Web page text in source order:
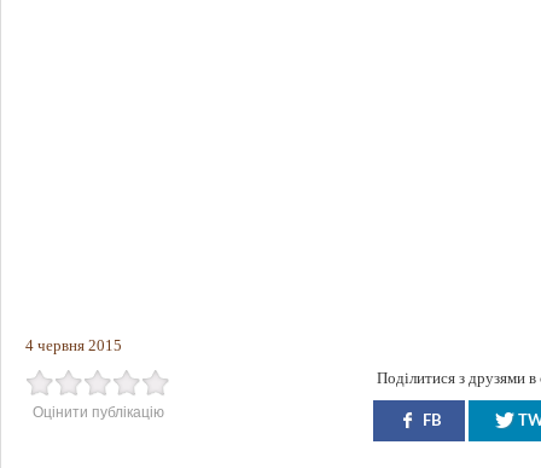
4 червня 2015
Оцінити публікацію
Поділитися з друзями
FB